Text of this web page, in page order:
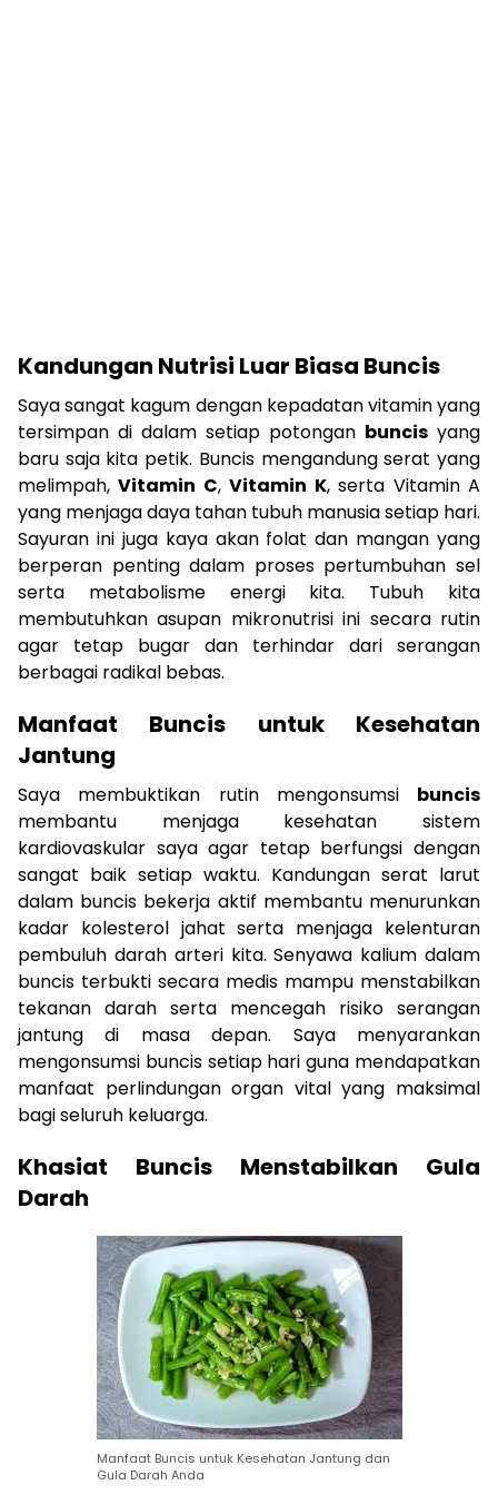
Kandungan Nutrisi Luar Biasa Buncis
Saya sangat kagum dengan kepadatan vitamin yang
tersimpan di dalam setiap potongan buncis yang
baru saja kita petik. Buncis mengandung serat yang
melimpah,Vitamin C,Vitamin K, serta Vitamin A
yang menjaga daya tahan tubuh manusia setiap hari.
Sayuran ini juga kaya akan folat dan mangan yang
berperan penting dalam proses pertumbuhan sel
serta metabolisme energi kita. Tubuh kita
membutuhkan asupan mikronutrisi ini secara rutin
agar tetap bugar dan terhindar dari serangan
berbagai radikal bebas.
Manfaat Buncis untuk Kesehatan
Jantung
Saya membuktikan rutin mengonsumsi buncis
membantu menjaga kesehatan sistem
kardiovaskular saya agar tetap berfungsi dengan
sangat baik setiap waktu. Kandungan serat larut
dalam buncis bekerja aktif membantu menurunkan
kadar kolesterol jahat serta menjaga kelenturan
pembuluh darah arteri kita. Senyawa kalium dalam
buncis terbukti secara medis mampu menstabilkan
tekanan darah serta mencegah risiko serangan
jantung di masa depan. Saya menyarankan
mengonsumsi buncis setiap hari guna mendapatkan
manfaat perlindungan organ vital yang maksimal
bagi seluruh keluarga.
Khasiat Buncis Menstabilkan Gula
Darah
Manfaat Buncis untuk Kesehatan Jantung dan
Gula Darah Anda